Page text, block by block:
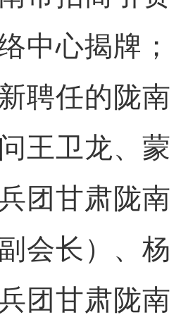
中心揭牌；
聘任的陇南
王卫龙、蒙
团甘肃陇南
会长）、杨
团甘肃陇南